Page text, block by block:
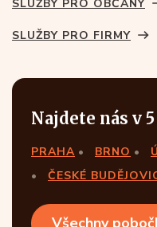
SLUŽBY PRO OBČANY
SLUŽBY PRO FIRMY
Najdete nás v
PRAHA BRNO
ČESKÉ
Všechny